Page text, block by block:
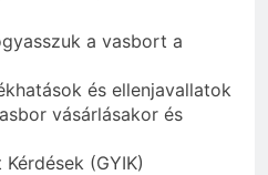
a vasbort a
és ellenjavallatok
vásárlásakor és
(GYIK)